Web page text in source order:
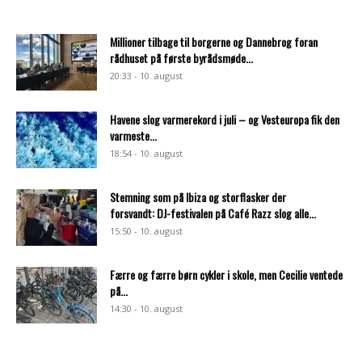
Millioner tilbage til borgerne og Dannebrog foran
rådhuset på første byrådsmøde...
20:33 - 10. august
Havene slog varmerekord i juli – og Vesteuropa fik den
varmeste...
18:54 - 10. august
Stemning som på Ibiza og storflasker der
forsvandt: DJ-festivalen på Café Razz slog alle...
15:50 - 10. august
Færre og færre børn cykler i skole, men Cecilie ventede
på...
14:30 - 10. august